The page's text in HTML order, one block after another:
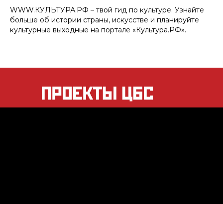
WWW.КУЛЬТУРА.РФ – твой гид по культуре. Узнайте
больше об истории страны, искусстве и планируйте
культурные выходные на портале «Культура.РФ».